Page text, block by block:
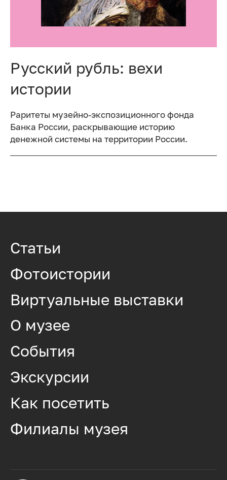
Русский рубль: вехи
истории
Раритеты музейно-экспозиционного фонда
Банка России, раскрывающие историю
денежной системы на территории России.
Статьи
Фотоистории
Виртуальные выставки
О музее
События
Экскурсии
Как посетить
Филиалы музея